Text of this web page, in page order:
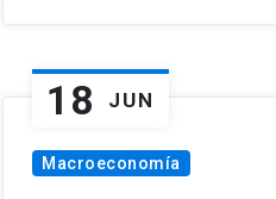
18 JUN
Macroeconomía